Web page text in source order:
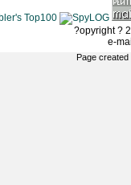
?opyright ?
e-
Page